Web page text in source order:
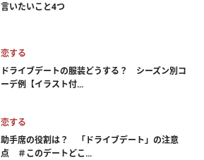
言いたいこと4つ
恋する
ドライブデートの服装どうする？ シーズン別コ
ーデ例【イラスト付...
恋する
助手席の役割は？ 「ドライブデート」の注意
点 ＃このデートどこ...